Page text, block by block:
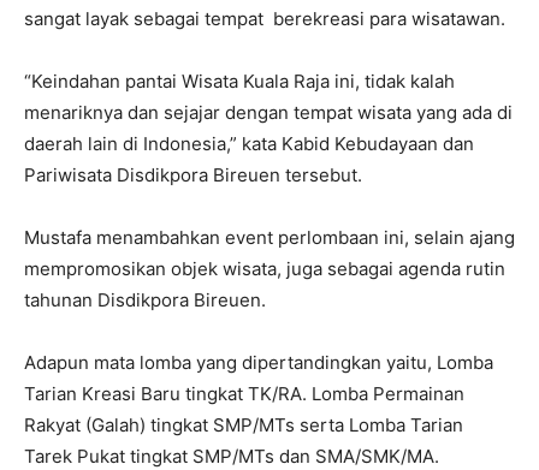
sangat layak sebagai tempat berekreasi para wisatawan.
“Keindahan pantai Wisata Kuala Raja ini, tidak kalah
menariknya dan sejajar dengan tempat wisata yang ada di
daerah lain di Indonesia,” kata Kabid Kebudayaan dan
Pariwisata Disdikpora Bireuen tersebut.
Mustafa menambahkan event perlombaan ini, selain ajang
mempromosikan objek wisata, juga sebagai agenda rutin
tahunan Disdikpora Bireuen.
Adapun mata lomba yang dipertandingkan yaitu, Lomba
Tarian Kreasi Baru tingkat TK/RA. Lomba Permainan
Rakyat (Galah) tingkat SMP/MTs serta Lomba Tarian
Tarek Pukat tingkat SMP/MTs dan SMA/SMK/MA.